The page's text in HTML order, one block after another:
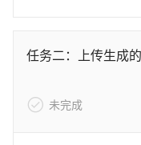
任务二：上传生成
未完成